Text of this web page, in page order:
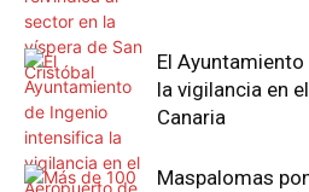
El
la vigilancia en
Canaria
Maspalomas